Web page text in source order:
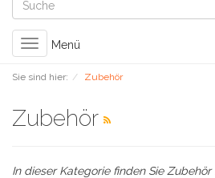
Toggle
navigation
Menü
Sie sind hier: Zubehör
Zubehör
In dieser Kategorie finden Sie